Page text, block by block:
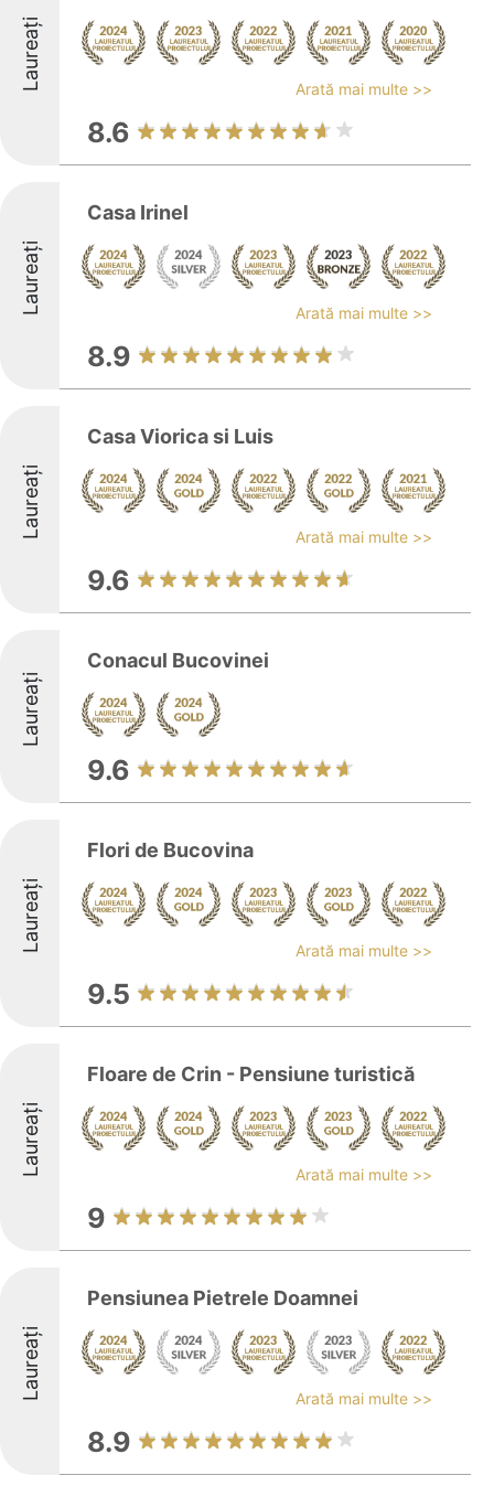
Laureați Arată mai multe >>
8.6
Laureați
Casa Irinel
Arată mai multe >>
8.9
Laureați
Casa Viorica si Luis
Arată mai multe >>
9.6
Laureați
Conacul Bucovinei
9.6
Laureați
Flori de Bucovina
Arată mai multe >>
9.5
Laureați
Floare de Crin - Pensiune turistică
Arată mai multe >>
9
Laureați
Pensiunea Pietrele Doamnei
Arată mai multe >>
8.9